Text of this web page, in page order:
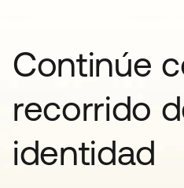
Continúe
recorrido
identidad